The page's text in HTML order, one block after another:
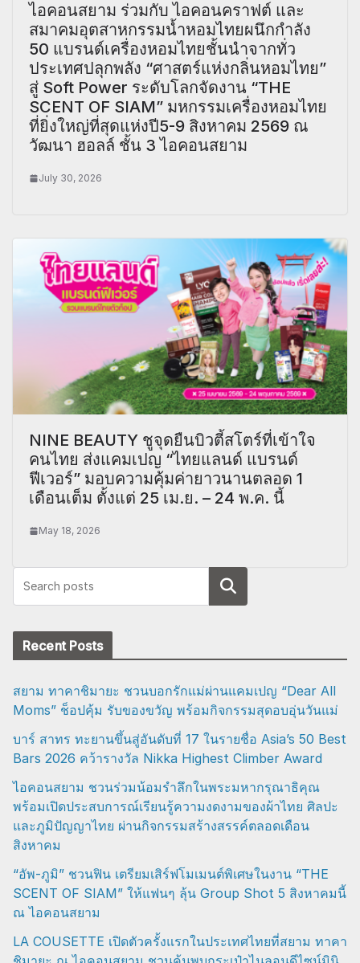
ไอคอนสยาม ร่วมกับ ไอคอนคราฟต์ และ
สมาคมอุตสาหกรรมน้ำหอมไทยผนึกกำลัง
50 แบรนด์เครื่องหอมไทยชั้นนำจากทั่ว
ประเทศปลุกพลัง “ศาสตร์แห่งกลิ่นหอมไทย”
สู่ Soft Power ระดับโลกจัดงาน “THE
SCENT OF SIAM” มหกรรมเครื่องหอมไทย
ที่ยิ่งใหญ่ที่สุดแห่งปี5-9 สิงหาคม 2569 ณ
วัฒนา ฮอลล์ ชั้น 3 ไอคอนสยาม
July 30, 2026
NINE BEAUTY ชูจุดยืนบิวตี้สโตร์ที่เข้าใจ
คนไทย ส่งแคมเปญ “ไทยแลนด์ แบรนด์
ฟีเวอร์” มอบความคุ้มค่ายาวนานตลอด 1
เดือนเต็ม ตั้งแต่ 25 เม.ย. – 24 พ.ค. นี้
May 18, 2026
Search
Recent Posts
สยาม ทาคาชิมายะ ชวนบอกรักแม่ผ่านแคมเปญ “Dear All
Moms” ช็อปคุ้ม รับของขวัญ พร้อมกิจกรรมสุดอบอุ่นวันแม่
บาร์ สาทร ทะยานขึ้นสู่อันดับที่ 17 ในรายชื่อ Asia’s 50 Best
Bars 2026 คว้ารางวัล Nikka Highest Climber Award
ไอคอนสยาม ชวนร่วมน้อมรำลึกในพระมหากรุณาธิคุณ
พร้อมเปิดประสบการณ์เรียนรู้ความงดงามของผ้าไทย ศิลปะ
และภูมิปัญญาไทย ผ่านกิจกรรมสร้างสรรค์ตลอดเดือน
สิงหาคม
“อัพ-ภูมิ” ชวนฟิน เตรียมเสิร์ฟโมเมนต์พิเศษในงาน “THE
SCENT OF SIAM” ให้แฟนๆ ลุ้น Group Shot 5 สิงหาคมนี้
ณ ไอคอนสยาม
LA COUSETTE เปิดตัวครั้งแรกในประเทศไทยที่สยาม ทาคา